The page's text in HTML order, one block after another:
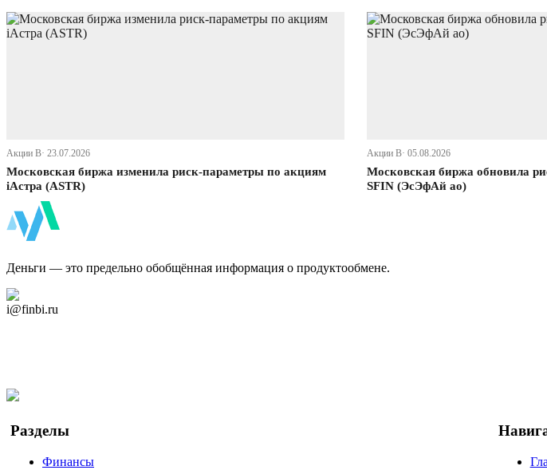
Акции В· 23.07.2026
Московская биржа изменила риск-параметры по акциям
iАстра (ASTR)
Акции В· 05.08.2026
Московская биржа обновила
SFIN (ЭсЭфАй ао)
Деньги — это предельно обобщённая информация о продуктообмене.
i@finbi.ru
Разделы
Финансы